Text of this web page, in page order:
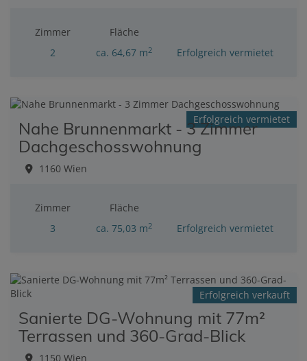
Zimmer
2
Fläche
ca. 64,67 m2 Erfolgreich vermietet
Erfolgreich vermietet
Nahe Brunnenmarkt - 3 Zimmer
Dachgeschosswohnung
1160 Wien
Zimmer
3
Fläche
ca. 75,03 m2 Erfolgreich vermietet
Erfolgreich verkauft
Sanierte DG-Wohnung mit 77m²
Terrassen und 360-Grad-Blick
1150 Wien